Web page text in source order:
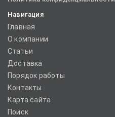
Навигация
Главная
О компании
Статьи
Доставка
Порядок работы
Контакты
Карта сайта
Поиск